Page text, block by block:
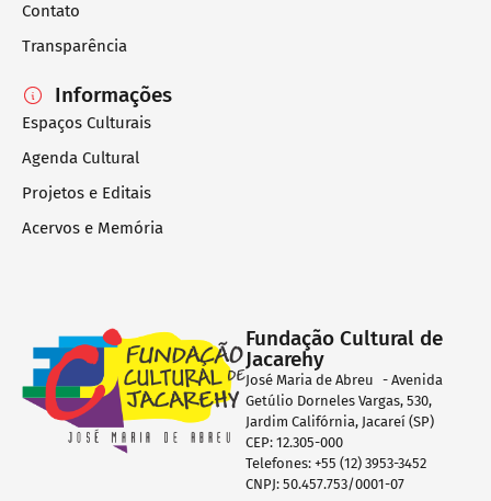
Contato
Transparência
Informações
Espaços Culturais
Agenda Cultural
Projetos e Editais
Acervos e Memória
Fundação Cultural de
Jacarehy
José Maria de Abreu - Avenida
Getúlio Dorneles Vargas, 530,
Jardim Califórnia, Jacareí (SP)
CEP: 12.305-000
Telefones: +55 (12) 3953-3452
CNPJ: 50.457.753/0001-07